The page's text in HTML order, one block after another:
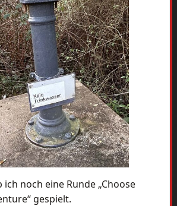
ich noch eine Runde „Choose
gespielt.